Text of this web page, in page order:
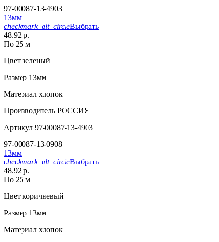
97-00087-13-4903
13мм
checkmark_alt_circleВыбрать
48.92 р.
По 25 м
Цвет зеленый
Размер 13мм
Материал хлопок
Производитель РОССИЯ
Артикул 97-00087-13-4903
97-00087-13-0908
13мм
checkmark_alt_circleВыбрать
48.92 р.
По 25 м
Цвет коричневый
Размер 13мм
Материал хлопок